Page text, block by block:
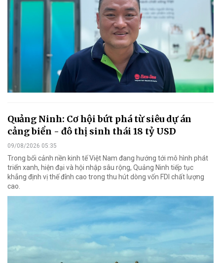
Quảng Ninh: Cơ hội bứt phá từ siêu dự án
cảng biển - đô thị sinh thái 18 tỷ USD
09/08/2026 05:35
Trong bối cảnh nền kinh tế Việt Nam đang hướng tới mô hình phát
triển xanh, hiện đại và hội nhập sâu rộng, Quảng Ninh tiếp tục
khẳng định vị thế đỉnh cao trong thu hút dòng vốn FDI chất lượng
cao.